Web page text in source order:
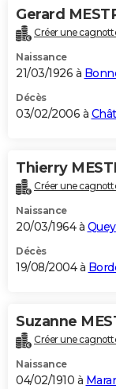
Gerard
Créer une
Naissance
21/03/1926 à
Décès
03/02/2006 à
Thierry
Créer une
Naissance
20/03/1964 à
Décès
19/08/2004 à
Suzanne
Créer une
Naissance
04/02/1910 à